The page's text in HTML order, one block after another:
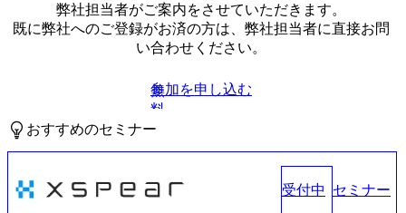
弊社担当者がご案内をさせていただきます。
既に弊社へのご登録がお済の方は、弊社担当者に直接お問
い合わせください。
無
料
参加を申し込む
おすすめのセミナー
受付中 セミナー